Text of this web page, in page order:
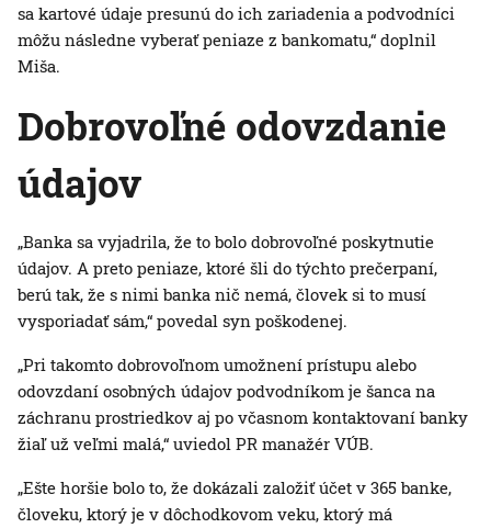
sa kartové údaje presunú do ich zariadenia a podvodníci
môžu následne vyberať peniaze z bankomatu,“ doplnil
Miša.
Dobrovoľné odovzdanie
údajov
„Banka sa vyjadrila, že to bolo dobrovoľné poskytnutie
údajov. A preto peniaze, ktoré šli do týchto prečerpaní,
berú tak, že s nimi banka nič nemá, človek si to musí
vysporiadať sám,“ povedal syn poškodenej.
„Pri takomto dobrovoľnom umožnení prístupu alebo
odovzdaní osobných údajov podvodníkom je šanca na
záchranu prostriedkov aj po včasnom kontaktovaní banky
žiaľ už veľmi malá,“ uviedol PR manažér VÚB.
„Ešte horšie bolo to, že dokázali založiť účet v 365 banke,
človeku, ktorý je v dôchodkovom veku, ktorý má